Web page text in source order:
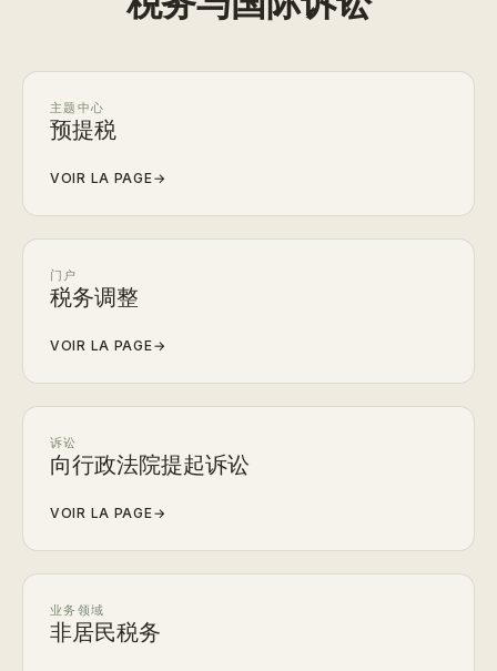
主题中心
预提税
VOIR LA PAGE→
门户
税务调整
VOIR LA PAGE→
诉讼
向行政法院提起诉讼
VOIR LA PAGE→
业务领域
非居民税务